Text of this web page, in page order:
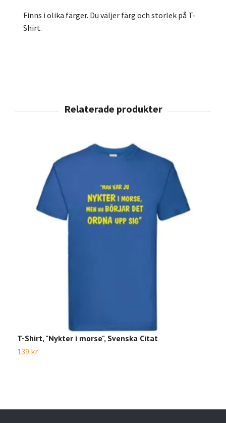
Finns i olika färger. Du väljer färg och storlek på T-
Shirt.
T-Shirt, "Nykter i morse", Svenska Citat
139 kr